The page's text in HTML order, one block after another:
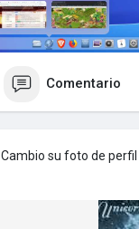
Comentario
Cambio su foto de perfil